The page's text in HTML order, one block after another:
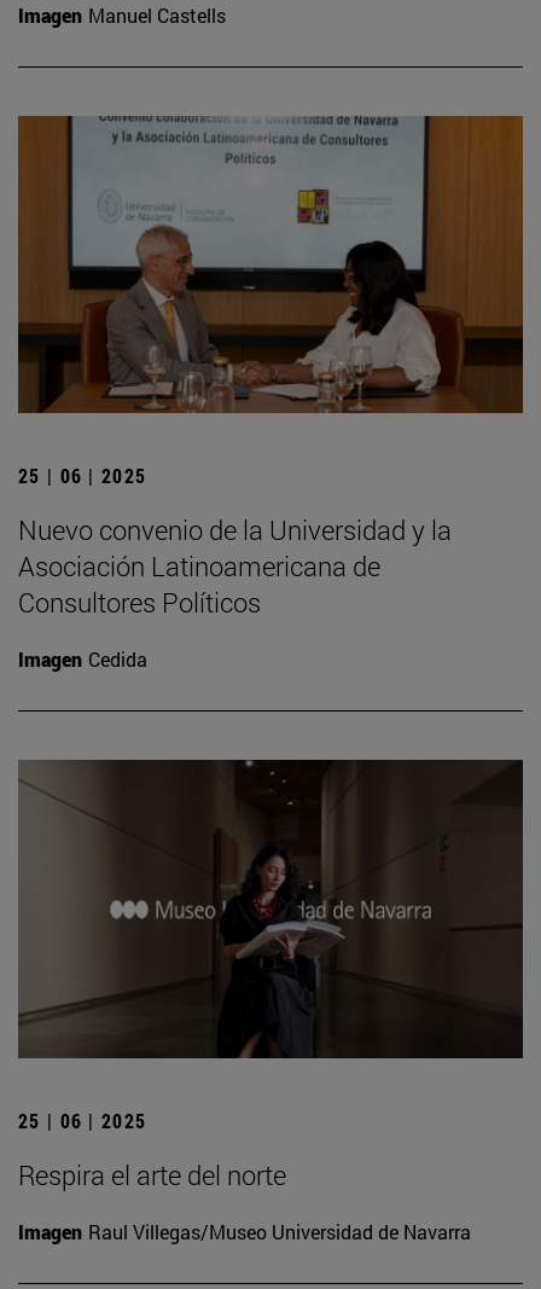
Imagen Manuel Castells
25 | 06 | 2025
Nuevo convenio de la Universidad y la
Asociación Latinoamericana de
Consultores Políticos
Imagen Cedida
25 | 06 | 2025
Respira el arte del norte
Imagen Raul Villegas/Museo Universidad de Navarra